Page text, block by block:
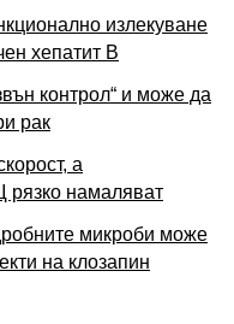
излекуване
хепатит B
контрол“ и може да
рак
а
рязко намаляват
микроби може
на клозапин